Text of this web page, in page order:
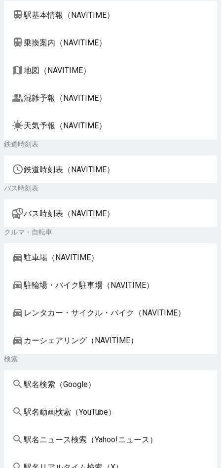
駅基本情報（NAVITIME）
乗換案内（NAVITIME）
地図（NAVITIME）
混雑予報（NAVITIME）
天気予報（NAVITIME）
鉄道時刻表
鉄道時刻表（NAVITIME）
バス時刻表
バス時刻表（NAVITIME）
クルマ・自転車
駐車場（NAVITIME）
駐輪場・バイク駐車場（NAVITIME）
レンタカー・サイクル・バイク（NAVITIME）
カーシェアリング（NAVITIME）
検索
駅名検索（Google）
駅名動画検索（YouTube）
駅名ニュース検索（Yahoo!ニュース）